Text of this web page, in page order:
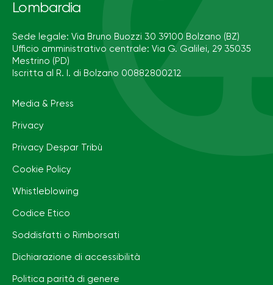
Lombardia
Sede legale: Via Bruno Buozzi 30 39100 Bolzano (BZ)
Ufficio amministrativo centrale: Via G. Galilei, 29 35035
Mestrino (PD)
Iscritta al R. I. di Bolzano 00882800212
Media & Press
Privacy
Privacy Despar Tribù
Cookie Policy
Whistleblowing
Codice Etico
Soddisfatti o Rimborsati
Dichiarazione di accessibilità
Politica parità di genere